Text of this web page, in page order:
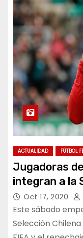
ACTUALIDAD FÚTBOL
Jugadoras
integran a la
Oct 17, 2020
Este sábado
Selección